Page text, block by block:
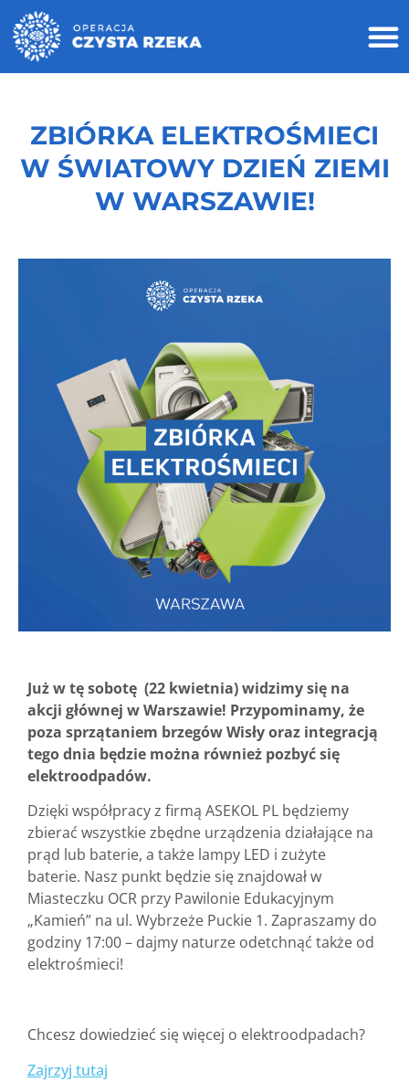
ZBIÓRKA ELEKTROŚMIECI
W ŚWIATOWY DZIEŃ ZIEMI
W WARSZAWIE!
Już w tę sobotę (22 kwietnia) widzimy się na
akcji głównej w Warszawie! Przypominamy, że
poza sprzątaniem brzegów Wisły oraz integracją
tego dnia będzie można również pozbyć się
elektroodpadów.
Dzięki współpracy z firmą ASEKOL PL będziemy
zbierać wszystkie zbędne urządzenia działające na
prąd lub baterie, a także lampy LED i zużyte
baterie. Nasz punkt będzie się znajdował w
Miasteczku OCR przy Pawilonie Edukacyjnym
„Kamień” na ul. Wybrzeże Puckie 1. Zapraszamy do
godziny 17:00 – dajmy naturze odetchnąć także od
elektrośmieci!
Chcesz dowiedzieć się więcej o elektroodpadach?
Zajrzyj tutaj